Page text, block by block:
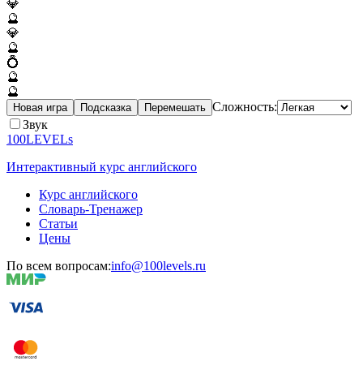
💎
🔮
💎
🔮
💍
🔮
🔮
Новая игра Подсказка Перемешать Сложность:
Звук
100LEVELs
Интерактивный курс английского
Курс английского
Словарь-Тренажер
Статьи
Цены
По всем вопросам:info@100levels.ru